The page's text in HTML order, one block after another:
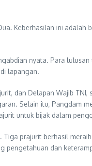
Keberhasilan ini
nyata. Para
lapangan.
dan Delapan Wajib
Selain itu, Pangdam
untuk bijak dalam
prajurit berhasil
dan